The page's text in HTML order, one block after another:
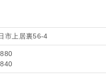
市上居裏56-4